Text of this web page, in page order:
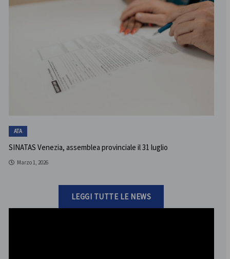
ATA
SINATAS Venezia, assemblea provinciale il 31 luglio
Marzo 1, 2026
LEGGI TUTTE LE NEWS